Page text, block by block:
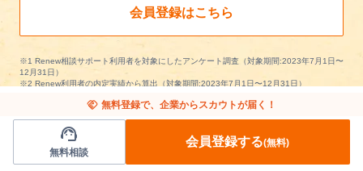
会員登録はこちら
※1 Renew相談サポート利用者を対象にしたアンケート調査（対象期間:2023年7月1日〜
12月31日）
※2 Renew利用者の内定実績から算出（対象期間:2023年7月1日〜12月31日）
handshake 無料登録で、企業からスカウトが届く！
support_agent
無料相談
会員登録する(無料)